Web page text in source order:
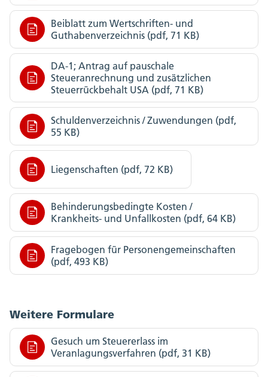
Beiblatt zum Wertschriften- und
Guthabenverzeichnis (pdf, 71 KB)
DA-1; Antrag auf pauschale
Steueranrechnung und zusätzlichen
Steuerrückbehalt USA (pdf, 71 KB)
Schuldenverzeichnis / Zuwendungen (pdf,
55 KB)
Liegenschaften (pdf, 72 KB)
Behinderungsbedingte Kosten /
Krankheits- und Unfallkosten (pdf, 64 KB)
Fragebogen für Personengemeinschaften
(pdf, 493 KB)
Weitere Formulare
Gesuch um Steuererlass im
Veranlagungsverfahren (pdf, 31 KB)